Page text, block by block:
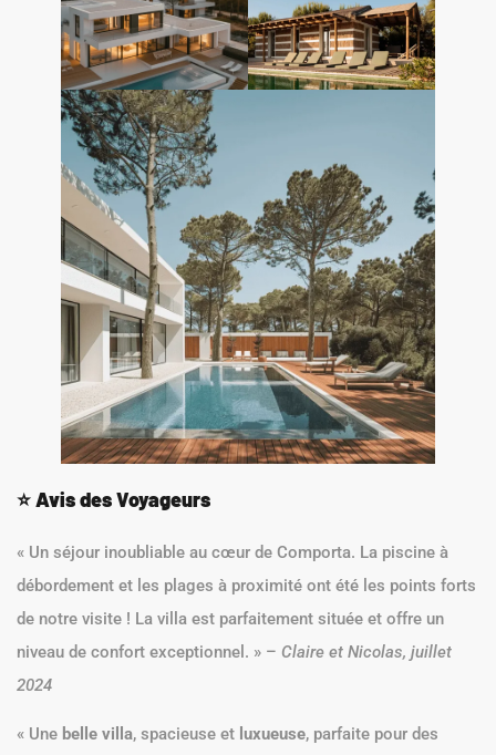
⭐Avis des Voyageurs
« Un séjour inoubliable au cœur de Comporta. La piscine à
débordement et les plages à proximité ont été les points forts
de notre visite ! La villa est parfaitement située et offre un
niveau de confort exceptionnel. » – Claire et Nicolas, juillet
2024
« Une belle villa, spacieuse et luxueuse, parfaite pour des